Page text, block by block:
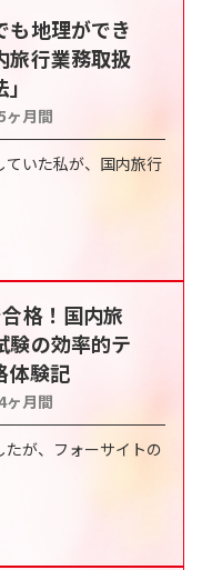
も地理ができ
旅行業務取扱
ヶ月間
いた私が、国内旅行
格！国内旅
験の効率的テ
体験記
ヶ月間
が、フォーサイトの